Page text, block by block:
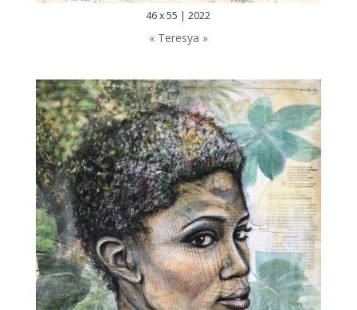
46 x 55 | 2022
« Teresya »